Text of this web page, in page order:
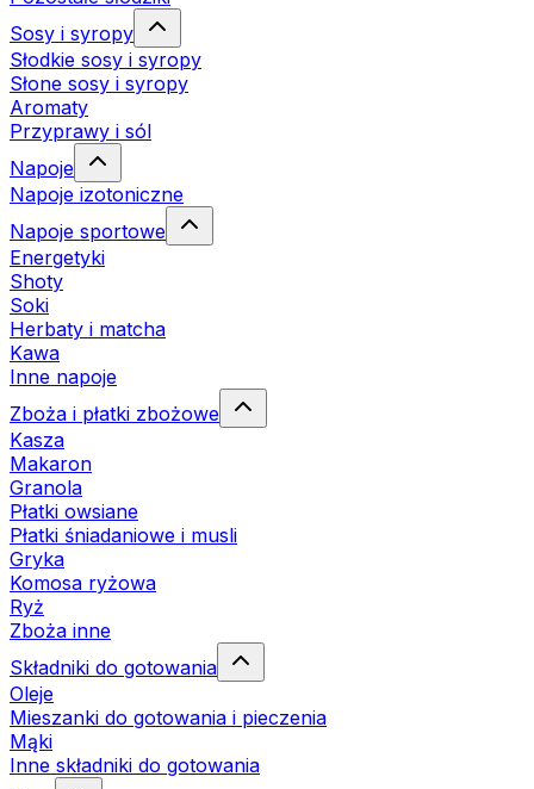
Sosy i syropy
Słodkie sosy i syropy
Słone sosy i syropy
Aromaty
Przyprawy i sól
Napoje
Napoje izotoniczne
Napoje sportowe
Energetyki
Shoty
Soki
Herbaty i matcha
Kawa
Inne napoje
Zboża i płatki zbożowe
Kasza
Makaron
Granola
Płatki owsiane
Płatki śniadaniowe i musli
Gryka
Komosa ryżowa
Ryż
Zboża inne
Składniki do gotowania
Oleje
Mieszanki do gotowania i pieczenia
Mąki
Inne składniki do gotowania